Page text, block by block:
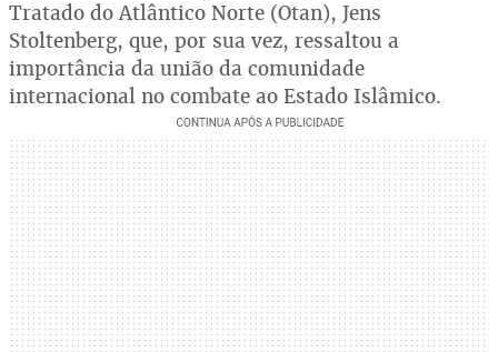
Tratado do Atlântico Norte (Otan), Jens
Stoltenberg, que, por sua vez, ressaltou a
importância da união da comunidade
internacional no combate ao Estado Islâmico.